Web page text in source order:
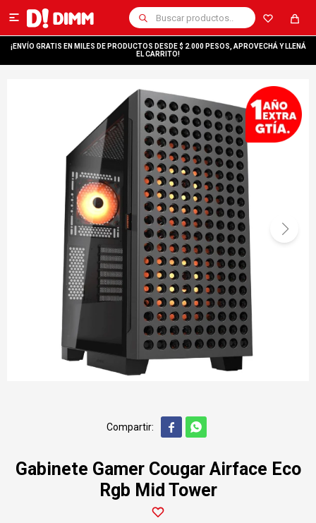

¡ENVÍO GRATIS EN MILES DE PRODUCTOS DESDE $ 2.000 PESOS, APROVECHÁ Y LLENÁ
EL CARRITO!
 
Gabinete Gamer Cougar Airface Eco
Rgb Mid Tower